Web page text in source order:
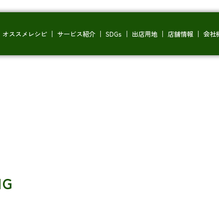
オススメレシピ サービス紹介 SDGs 出店用地 店舗情報 会社